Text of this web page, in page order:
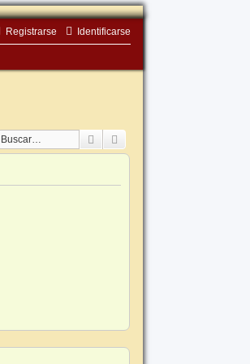
Identificarse
Registrarse
Buscar